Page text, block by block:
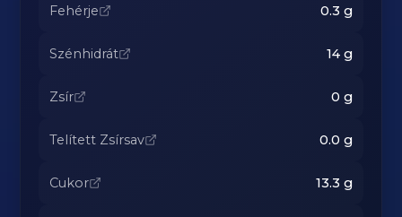
Fehérje 0.3 g
Szénhidrát 14g
Zsír 0 g
Telített Zsírsav 0.0 g
Cukor 13.3 g